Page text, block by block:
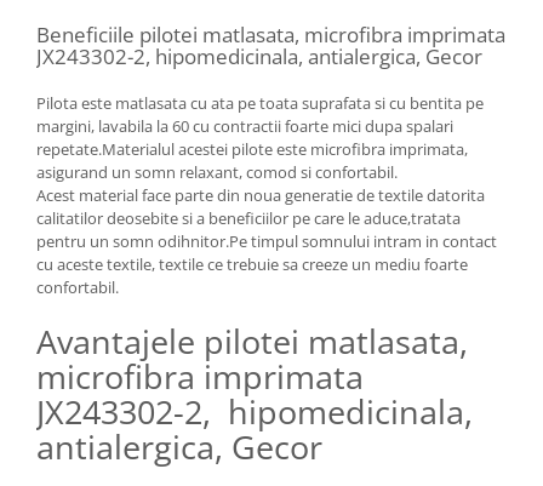
Beneficiile pilotei matlasata, microfibra imprimata
JX243302-2, hipomedicinala, antialergica, Gecor
Pilota este matlasata cu ata pe toata suprafata si cu bentita pe
margini, lavabila la 60 cu contractii foarte mici dupa spalari
repetate.Materialul acestei pilote este microfibra imprimata,
asigurand un somn relaxant, comod si confortabil.
Acest material face parte din noua generatie de textile datorita
calitatilor deosebite si a beneficiilor pe care le aduce,tratata
pentru un somn odihnitor.Pe timpul somnului intram in contact
cu aceste textile, textile ce trebuie sa creeze un mediu foarte
confortabil.
Avantajele pilotei matlasata,
microfibra imprimata
JX243302-2, hipomedicinala,
antialergica, Gecor